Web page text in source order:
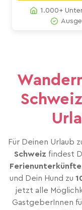
1.000+
Für Deinen Urlaub
Schweiz findest
Ferienunterkünfte
und Dein Hund zu
jetzt alle
GastgeberInnen